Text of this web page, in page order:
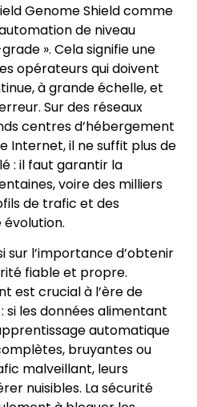
Genome Shield comme
de niveau
». Cela signifie une
opérateurs qui doivent
à grande échelle, et
Sur des réseaux
centres d’hébergement
Internet, il ne suffit plus de
: il faut garantir la
voire des milliers
de trafic et des
sur l’importance d’obtenir
fiable et propre.
est crucial à l’ère de
si les données alimentant
automatique
bruyantes ou
malveillant, leurs
nuisibles. La sécurité